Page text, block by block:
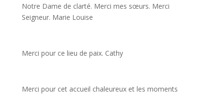
Notre Dame de clarté. Merci mes sœurs. Merci
Seigneur. Marie Louise
Merci pour ce lieu de paix. Cathy
Merci pour cet accueil chaleureux et les moments